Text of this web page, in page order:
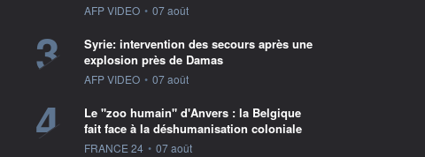
information fournie par
AFP VIDEO • 07 août
3
Syrie: intervention des secours après une
explosion près de Damas
information fournie par
AFP VIDEO • 07 août
4
Le "zoo humain" d'Anvers : la Belgique
fait face à la déshumanisation coloniale
information fournie par
FRANCE 24 • 07 août